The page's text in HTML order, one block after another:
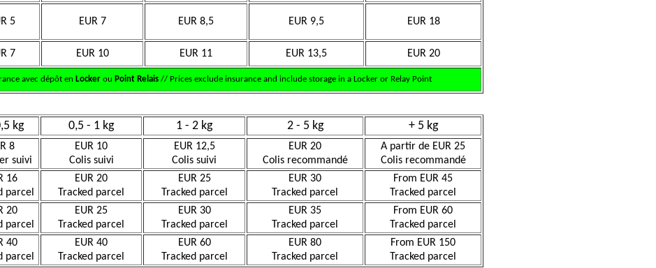
5 EUR 7 EUR 8,5 EUR 9,5 EUR 18
7 EUR 10 EUR 11 EUR 13,5 EUR 20
avec dépôt en Lockerou Point Relais// Prices exclude insurance and include storage in a Locker or Relay Point
kg 0,5 - 1 kg 1 - 2 kg 2 - 5 kg + 5 kg
8
suivi
EUR 10
Colis suivi
EUR 12,5
Colis suivi
EUR 20
Colis recommandé
A partir de EUR 25
Colis recommandé
16
parcel
EUR 20
Tracked parcel
EUR 25
Tracked parcel
EUR 30
Tracked parcel
From EUR 45
Tracked parcel
20
parcel
EUR 25
Tracked parcel
EUR 30
Tracked parcel
EUR 35
Tracked parcel
From EUR 60
Tracked parcel
40
parcel
EUR 40
Tracked parcel
EUR 60
Tracked parcel
EUR 80
Tracked parcel
From EUR 150
Tracked parcel